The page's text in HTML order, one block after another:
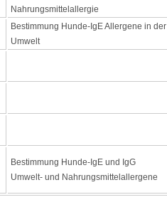
Nahrungsmittelallergie
Bestimmung Hunde-IgE Allergene in der
Umwelt
Bestimmung Hunde-IgE und IgG
Umwelt- und Nahrungsmittelallergene